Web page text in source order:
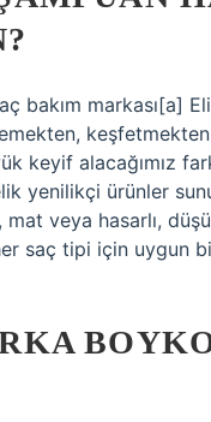
bakım markası[a]
keyif alacağımız
yenilikçi ürünler
mat veya hasarlı,
saç tipi için uygun